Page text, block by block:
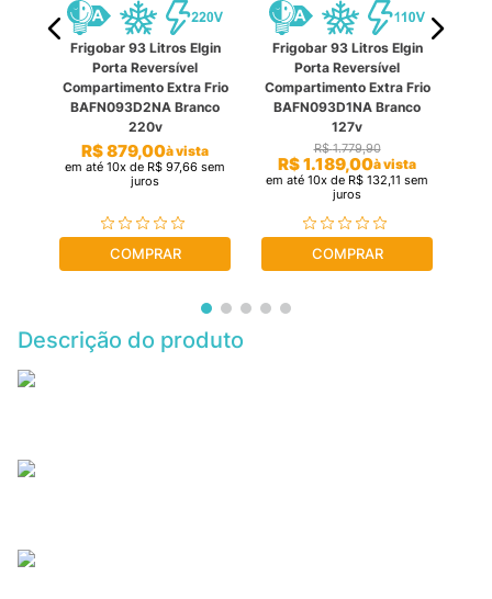
Frigobar 93 Litros Elgin
Porta Reversível
Compartimento Extra Frio
BAFN093D2NA Branco
220v
R$879,00à vista
em até 10x de R$ 97,66 sem
juros
COMPRAR
Frigobar 93 Litros Elgin
Porta Reversível
Compartimento Extra Frio
BAFN093D1NA Branco
127v
R$ 1.779,90
R$1.189,00à vista
em até 10x de R$ 132,11 sem
juros
COMPRAR
Descrição do produto